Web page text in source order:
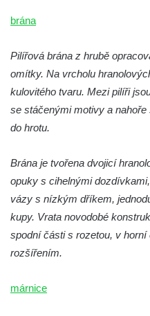
Kaple Getsemanské
cestě na Křížovém vrchu
Kaple Božího hrobu na
Křížovém vrchu ve Frýdlantu
vrchu ve Frýdlantu
Kostel svatého Jakuba
Kostel Nanebevzetí Panny
Slunečné
Kostel Jména Panny Marie
brána
Pilířová brána z hrubě
omítky. Na vrcholu
kulovitého tvaru. Mezi pilíři
se stáčenými motivy a
do hrotu.
Brána je tvořena dvojicí
opuky s cihelnými
vázy s nízkým dříkem,
kupy. Vrata novodobé
spodní části s rozetou, v
rozšířením.
márnice